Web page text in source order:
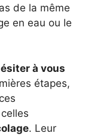
de la même
en eau ou le
à vous
étapes,
. Leur